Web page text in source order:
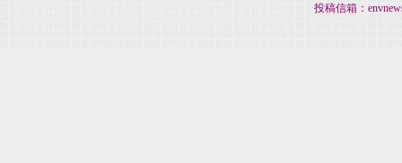
投稿信箱：